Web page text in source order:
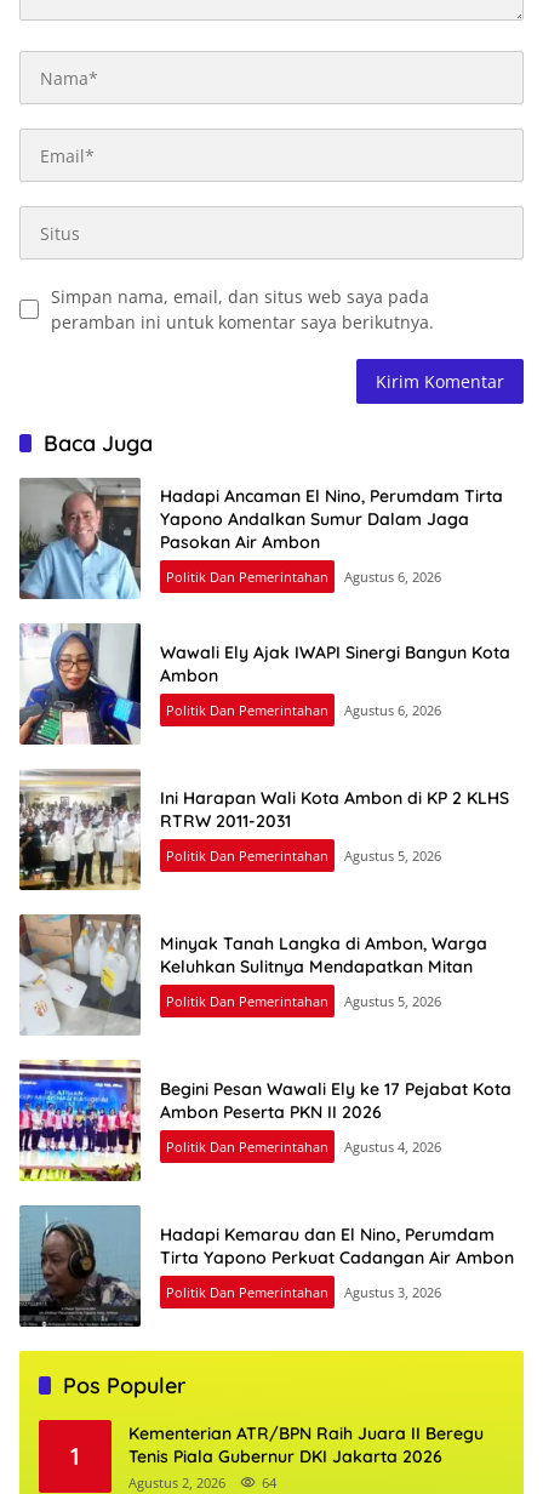
Simpan nama, email, dan situs web saya pada
peramban ini untuk komentar saya berikutnya.
Baca Juga
Hadapi Ancaman El Nino, Perumdam Tirta
Yapono Andalkan Sumur Dalam Jaga
Pasokan Air Ambon
Politik Dan Pemerintahan Agustus 6, 2026
Wawali Ely Ajak IWAPI Sinergi Bangun Kota
Ambon
Politik Dan Pemerintahan Agustus 6, 2026
Ini Harapan Wali Kota Ambon di KP 2 KLHS
RTRW 2011-2031
Politik Dan Pemerintahan Agustus 5, 2026
Minyak Tanah Langka di Ambon, Warga
Keluhkan Sulitnya Mendapatkan Mitan
Politik Dan Pemerintahan Agustus 5, 2026
Begini Pesan Wawali Ely ke 17 Pejabat Kota
Ambon Peserta PKN II 2026
Politik Dan Pemerintahan Agustus 4, 2026
Hadapi Kemarau dan El Nino, Perumdam
Tirta Yapono Perkuat Cadangan Air Ambon
Politik Dan Pemerintahan Agustus 3, 2026
Pos Populer
1
Kementerian ATR/BPN Raih Juara II Beregu
Tenis Piala Gubernur DKI Jakarta 2026
Agustus 2, 2026 64